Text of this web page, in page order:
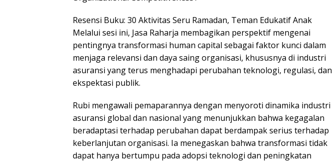
Resensi Buku: 30 Aktivitas Seru Ramadan, Teman Edukatif Anak
Melalui sesi ini, Jasa Raharja membagikan perspektif mengenai
pentingnya transformasi human capital sebagai faktor kunci dalam
menjaga relevansi dan daya saing organisasi, khususnya di industri
asuransi yang terus menghadapi perubahan teknologi, regulasi, dan
ekspektasi publik.
Rubi mengawali pemaparannya dengan menyoroti dinamika industri
asuransi global dan nasional yang menunjukkan bahwa kegagalan
beradaptasi terhadap perubahan dapat berdampak serius terhadap
keberlanjutan organisasi. Ia menegaskan bahwa transformasi tidak
dapat hanya bertumpu pada adopsi teknologi dan peningkatan